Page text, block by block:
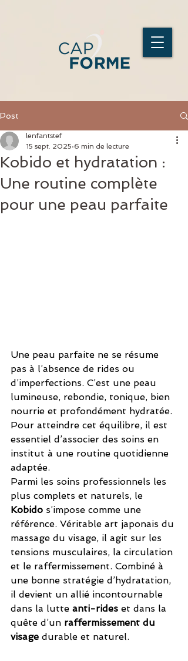
Post
Kobido et hydratation :
Une routine complète
pour une peau parfaite
lenfantstef
15 sept. 2025 6 min de lecture
Une peau parfaite ne se résume
pas à l’absence de rides ou
d’imperfections. C’est une peau
lumineuse, rebondie, tonique, bien
nourrie et profondément hydratée.
Pour atteindre cet équilibre, il est
essentiel d’associer des soins en
institut à une routine quotidienne
adaptée.
Parmi les soins professionnels les
plus complets et naturels, le
Kobido s’impose comme une
référence. Véritable art japonais du
massage du visage, il agit sur les
tensions musculaires, la circulation
et le raffermissement. Combiné à
une bonne stratégie d’hydratation,
il devient un allié incontournable
dans la lutte anti-rides et dans la
quête d’un raffermissement du
visage durable et naturel.